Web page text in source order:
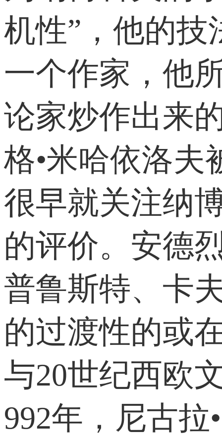
机性”，他的
一个作家，他
论家炒作出来
格•米哈依洛夫
很早就关注纳
的评价。安德
普鲁斯特、卡
的过渡性的或
与20世纪西欧
992年，尼古